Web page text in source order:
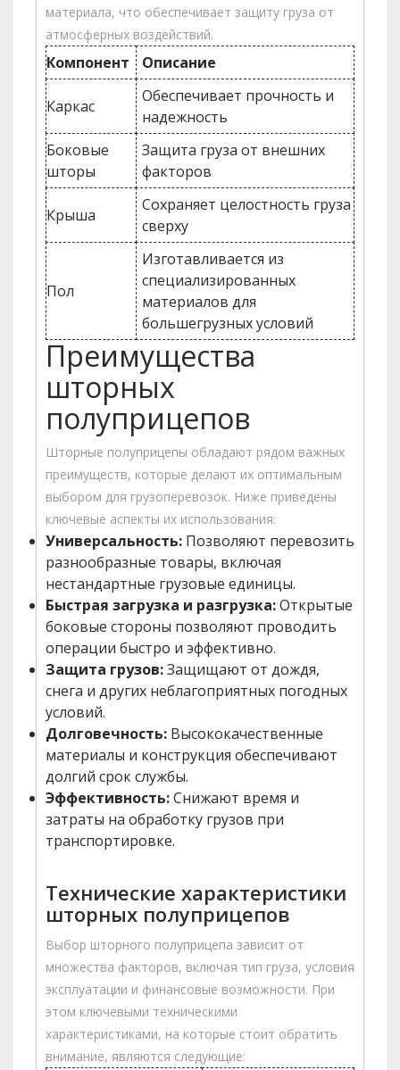
материала, что обеспечивает защиту груза от
атмосферных воздействий.
Компонент Описание
Каркас
Обеспечивает прочность и
надежность
Боковые
шторы
Защита груза от внешних
факторов
Крыша
Сохраняет целостность груза
сверху
Пол
Изготавливается из
специализированных
материалов для
большегрузных условий
Преимущества
шторных
полуприцепов
Шторные полуприцепы обладают рядом важных
преимуществ, которые делают их оптимальным
выбором для грузоперевозок. Ниже приведены
ключевые аспекты их использования:
Универсальность: Позволяют перевозить
разнообразные товары, включая
нестандартные грузовые единицы.
Быстрая загрузка и разгрузка:Открытые
боковые стороны позволяют проводить
операции быстро и эффективно.
Защита грузов:Защищают от дождя,
снега и других неблагоприятных погодных
условий.
Долговечность: Высококачественные
материалы и конструкция обеспечивают
долгий срок службы.
Эффективность:Снижают время и
затраты на обработку грузов при
транспортировке.
Технические характеристики
шторных полуприцепов
Выбор шторного полуприцепа зависит от
множества факторов, включая тип груза, условия
эксплуатации и финансовые возможности. При
этом ключевыми техническими
характеристиками, на которые стоит обратить
внимание, являются следующие: